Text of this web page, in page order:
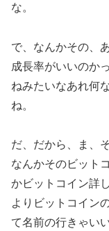
な。
で、なんかその、
成長率がいいのか
ねみたいなあれ何
ね。
だ、だから、ま、
なんかそのビット
かビットコイン詳
よりビットコイン
て名前の行きゃい